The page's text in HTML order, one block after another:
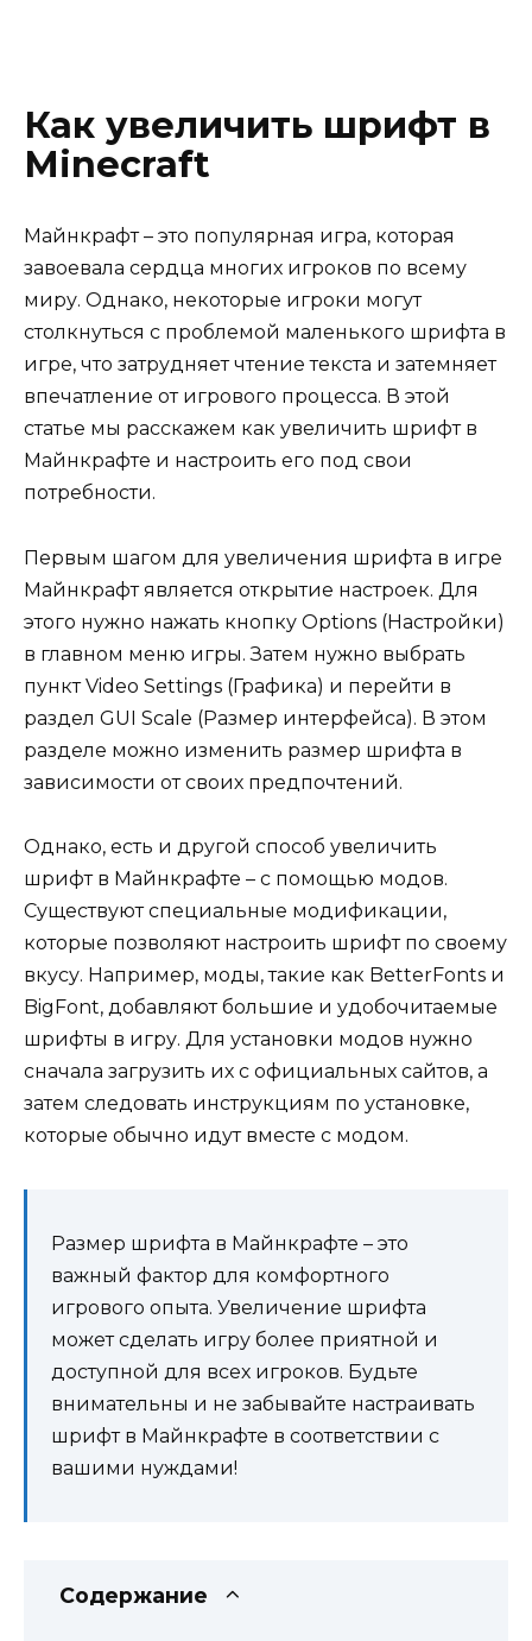
Как увеличить шрифт в
Minecraft
Майнкрафт – это популярная игра, которая
завоевала сердца многих игроков по всему
миру. Однако, некоторые игроки могут
столкнуться с проблемой маленького шрифта в
игре, что затрудняет чтение текста и затемняет
впечатление от игрового процесса. В этой
статье мы расскажем как увеличить шрифт в
Майнкрафте и настроить его под свои
потребности.
Первым шагом для увеличения шрифта в игре
Майнкрафт является открытие настроек. Для
этого нужно нажать кнопку Options (Настройки)
в главном меню игры. Затем нужно выбрать
пункт Video Settings (Графика) и перейти в
раздел GUI Scale (Размер интерфейса). В этом
разделе можно изменить размер шрифта в
зависимости от своих предпочтений.
Однако, есть и другой способ увеличить
шрифт в Майнкрафте – с помощью модов.
Существуют специальные модификации,
которые позволяют настроить шрифт по своему
вкусу. Например, моды, такие как BetterFonts и
BigFont, добавляют большие и удобочитаемые
шрифты в игру. Для установки модов нужно
сначала загрузить их с официальных сайтов, а
затем следовать инструкциям по установке,
которые обычно идут вместе с модом.
Размер шрифта в Майнкрафте – это
важный фактор для комфортного
игрового опыта. Увеличение шрифта
может сделать игру более приятной и
доступной для всех игроков. Будьте
внимательны и не забывайте настраивать
шрифт в Майнкрафте в соответствии с
вашими нуждами!
Содержание